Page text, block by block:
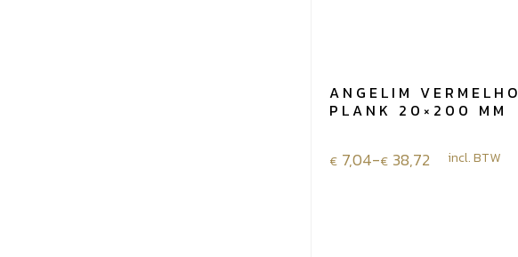
ANGELIM VERMELHO
PLANK 20×200 MM
€ 7,04-€ 38,72
Prijsklasse:
incl. BTW